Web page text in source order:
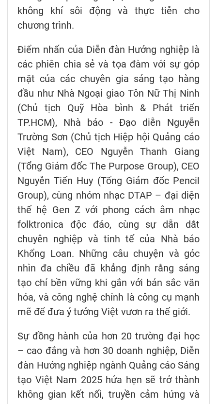
không khí sôi động và thực tiễn cho
chương trình.
Điểm nhấn của Diễn đàn Hướng nghiệp là
các phiên chia sẻ và tọa đàm với sự góp
mặt của các chuyên gia sáng tạo hàng
đầu như Nhà Ngoại giao Tôn Nữ Thị Ninh
(Chủ tịch Quỹ Hòa bình & Phát triển
TP.HCM), Nhà báo - Đạo diễn Nguyễn
Trường Sơn (Chủ tịch Hiệp hội Quảng cáo
Việt Nam), CEO Nguyễn Thanh Giang
(Tổng Giám đốc The Purpose Group), CEO
Nguyễn Tiến Huy (Tổng Giám đốc Pencil
Group), cùng nhóm nhạc DTAP – đại diện
thế hệ Gen Z với phong cách âm nhạc
folktronica độc đáo, cùng sự dẫn dắt
chuyên nghiệp và tinh tế của Nhà báo
Khổng Loan. Những câu chuyện và góc
nhìn đa chiều đã khẳng định rằng sáng
tạo chỉ bền vững khi gắn với bản sắc văn
hóa, và công nghệ chính là công cụ mạnh
mẽ để đưa ý tưởng Việt vươn ra thế giới.
Sự đồng hành của hơn 20 trường đại học
– cao đẳng và hơn 30 doanh nghiệp, Diễn
đàn Hướng nghiệp ngành Quảng cáo Sáng
tạo Việt Nam 2025 hứa hẹn sẽ trở thành
không gian kết nối, truyền cảm hứng và